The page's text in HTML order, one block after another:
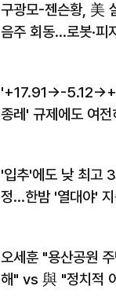
구광모-젠슨황, 美
음주 회동…로봇·피
'+17.91→-
종레' 규제에도 여전
'입추'에도 낮 최고
정…한밤 '열대야'
오세훈 "용산공원
해" vs 與 "정치적